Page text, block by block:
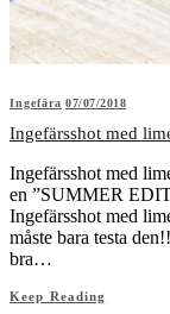
Ingefära 07/07/2018
Ingefärsshot med
Ingefärsshot med
en ”SUMMER
Ingefärsshot med
måste bara testa
bra…
Keep Reading